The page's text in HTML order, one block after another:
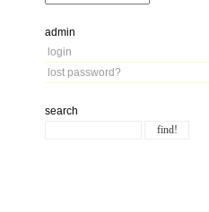
admin
login
lost password?
search